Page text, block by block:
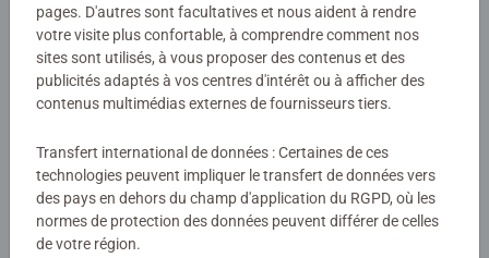
Aucune évaluation n'a encore été
soumise
0/0
pages. D'autres sont facultatives et nous aident à rendre
votre visite plus confortable, à comprendre comment nos
sites sont utilisés, à vous proposer des contenus et des
publicités adaptés à vos centres d'intérêt ou à afficher des
contenus multimédias externes de fournisseurs tiers.
Transfert international de données : Certaines de ces
technologies peuvent impliquer le transfert de données vers
des pays en dehors du champ d'application du RGPD, où les
normes de protection des données peuvent différer de celles
de votre région.